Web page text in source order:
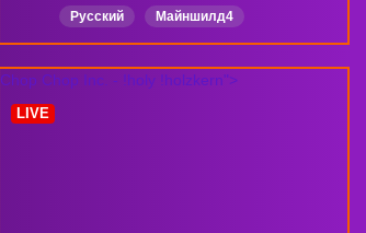
Русский Майншилд4
Chop Chop Inc. - !holy !holzkern">
LIVE